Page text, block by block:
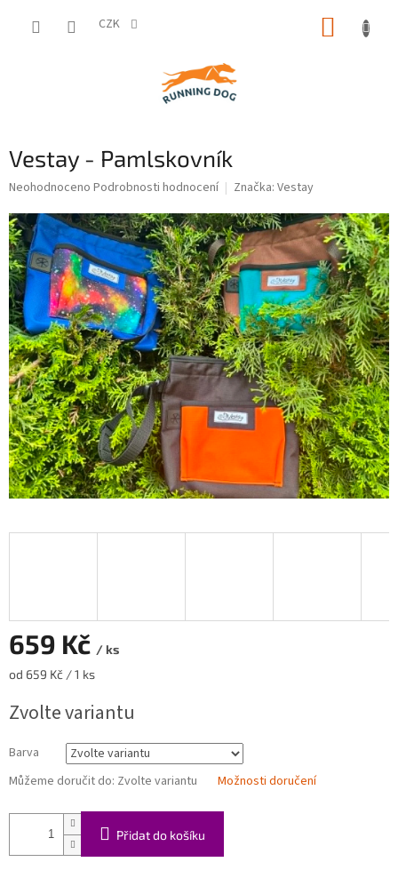
CZK
Vestay - Pamlskovník
Průměrné
produktu
je
0,0
z
5
hvězdiček.
Neohodnoceno Podrobnosti hodnocení Značka: Vestay
659 Kč / ks
Měrná
od 659 Kč / 1 ks
Zvolte variantu
Barva
Můžeme doručit do: Zvolte variantu Možnosti doručení
Přidat do košíku